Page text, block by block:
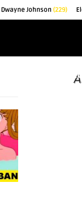
Dwayne Johnson (229)